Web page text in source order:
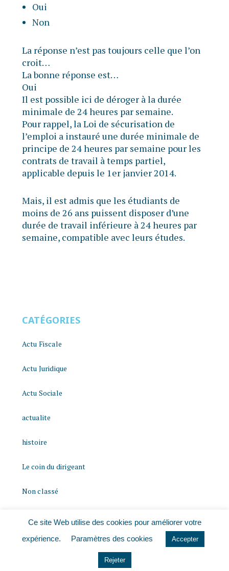
Oui
Non
La réponse n’est pas toujours celle que l’on
croit…
La bonne réponse est…
Oui
Il est possible ici de déroger à la durée
minimale de 24 heures par semaine.
Pour rappel, la Loi de sécurisation de
l’emploi a instauré une durée minimale de
principe de 24 heures par semaine pour les
contrats de travail à temps partiel,
applicable depuis le 1er janvier 2014.
Mais, il est admis que les étudiants de
moins de 26 ans puissent disposer d’une
durée de travail inférieure à 24 heures par
semaine, compatible avec leurs études.
CATÉGORIES
Actu Fiscale
Actu Juridique
Actu Sociale
actualite
histoire
Le coin du dirigeant
Non classé
Ce site Web utilise des cookies pour améliorer votre
expérience.
Paramètres des cookies Accepter
Rejeter